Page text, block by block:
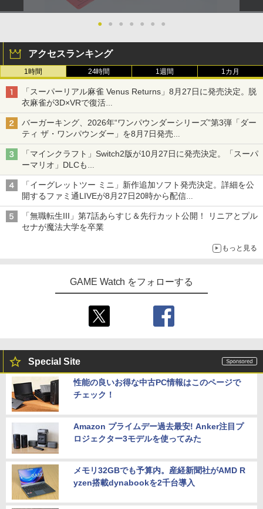
● ● ● ● ● ● ●
アクセスランキング
1時間 24時間 1週間 1カ月
「スーパーリアル麻雀 Venus Returns」8月27日に発売決定。脱
衣麻雀が3D×VRで復活
発売から2週間は20%オフになるセールが実施
バーガーキング、2026年“ワンパウンダーシリーズ”第3弾「ダー
ティ ザ・ワンパウンダー」を8月7日発売
「特製ガーリックマヨソース」を使用した超大型チーズバーガー
「マインクラフト」Switch2版が10月27日に発売決定。「スーパ
ーマリオ」DLCも
Switch版からのアップグレードも可能に
「イーグレットツー ミニ」新作追加ソフト発売決定。詳細を公
開するファミ通LIVEが8月27日20時から配信
シリーズ累計100タイトルへ
「無職転生III」第7話あらすじ＆先行カット公開！ リニアとプル
セナが魔法大学を卒業
もっと見る
GAME Watch をフォローする
Special Site
性能の良いお得な中古PC情報はこのページで
チェック！
Amazon プライムデー過去最安! Anker注目プ
ロジェクター3モデルを使ってみた
メモリ32GBでも予算内。産経新聞社がAMD R
yzen搭載dynabookを2千台導入